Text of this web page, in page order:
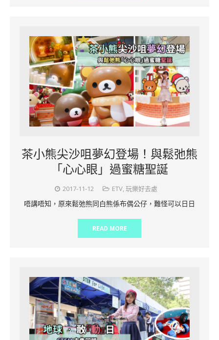
茶小熊尖沙咀夢幻登場！與鬆弛熊
「心心眼」過蜜糖聖誕
2017-11-12 ETV,玩樂好去處
唔講唔知，原來鬆弛熊同白熊係布偶公仔，難怪可以日日
READ MORE